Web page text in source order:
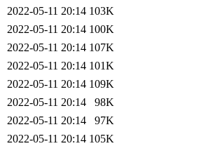
2022-05-11 20:14 103K
2022-05-11 20:14 100K
2022-05-11 20:14 107K
2022-05-11 20:14 101K
2022-05-11 20:14 109K
2022-05-11 20:14
98K
2022-05-11 20:14
97K
2022-05-11 20:14 105K